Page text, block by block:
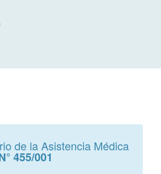
de la Asistencia Médica
455/001